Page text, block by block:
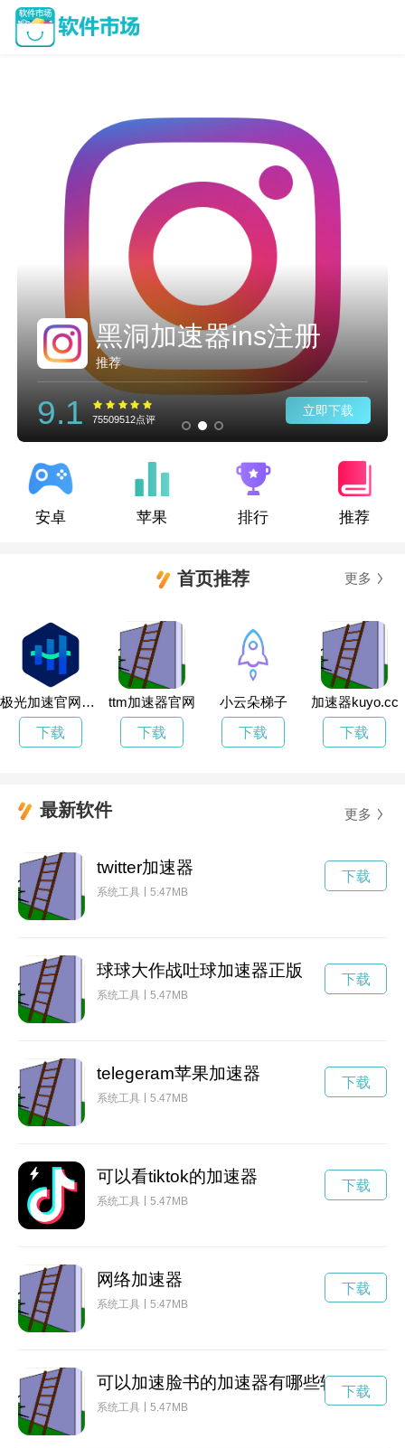
黑洞加速器ins注册
推荐
9.1 75509512点评
立即下载
安卓 苹果 排行 推荐
首页推荐 更多
极光加速官网下载
下载
ttm加速器官网
下载
小云朵梯子
下载
加速器kuyo.cc
下载
最新软件 更多
twitter加速器
系统工具 5.47MB
下载
球球大作战吐球加速器正版
系统工具 5.47MB
下载
telegeram苹果加速器
系统工具 5.47MB
下载
可以看tiktok的加速器
系统工具 5.47MB
下载
网络加速器
系统工具 5.47MB
下载
可以加速脸书的加速器有哪些软件
系统工具 5.47MB
下载